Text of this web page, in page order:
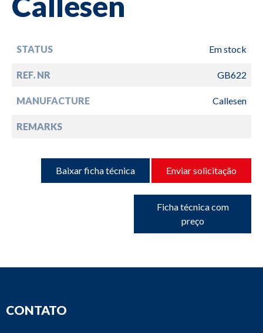
STATUS Em stock
REF. NR GB622
MANUFACTURE Callesen
REMARKS
Baixar ficha técnica Enviar solicitação
Ficha técnica com
preço
CONTATO